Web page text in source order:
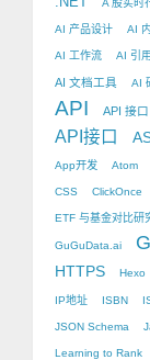
A 股实时
AI 产品设计 AI
AI 工作流 AI 引用
AI 文档工具 AI
API API 接口
API接口
App开发 Atom
CSS ClickOnce
ETF 与基金对比研
GuGuData.ai
HTTPS Hexo
IP地址 ISBN
JSON Schema
Learning to Rank